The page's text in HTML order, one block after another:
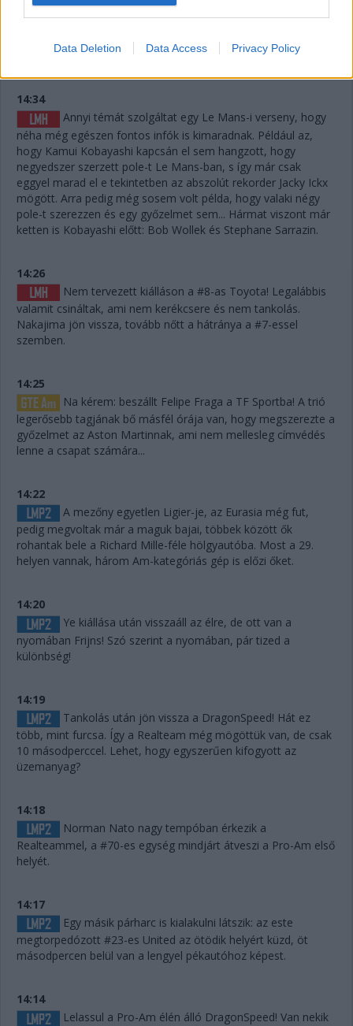
Data Deletion Data Access Privacy Policy
be oda is, a papíron legerősebb versenyző. Keatingnek voltak
emberfeletti teljesítmény mellett némi szerencse is kellene a
verseny megfordításához.
14:34
Annyi témát szolgáltat egy Le Mans-i verseny, hogy
néha még egészen fontos infók is kimaradnak. Például az,
hogy Kamui Kobayashi kapcsán el sem hangzott, hogy
negyedszer szerzett pole-t Le Mans-ban, s így már csak
eggyel marad el e tekintetben az abszolút rekorder Jacky Ickx
mögött. Arra pedig még sosem volt példa, hogy valaki négy
pole-t szerezzen és egy győzelmet sem... Hármat viszont már
ketten is Kobayashi előtt: Bob Wollek és Stephane Sarrazin.
14:26
Nem tervezett kiálláson a #8-as Toyota! Legalábbis
valamit csináltak, ami nem kerékcsere és nem tankolás.
Nakajima jön vissza, tovább nőtt a hátránya a #7-essel
szemben.
14:25
Na kérem: beszállt Felipe Fraga a TF Sportba! A trió
legerősebb tagjának bő másfél órája van, hogy megszerezte a
győzelmet az Aston Martinnak, ami nem mellesleg címvédés
lenne a csapat számára...
14:22
A mezőny egyetlen Ligier-je, az Eurasia még fut,
pedig megvoltak már a maguk bajai, többek között ők
rohantak bele a Richard Mille-féle hölgyautóba. Most a 29.
helyen vannak, három Am-kategóriás gép is előzi őket.
14:20
Ye kiállása után visszaáll az élre, de ott van a
nyomában Frijns! Szó szerint a nyomában, pár tized a
különbség!
14:19
Tankolás után jön vissza a DragonSpeed! Hát ez
több, mint furcsa. Így a Realteam még mögöttük van, de csak
10 másodperccel. Lehet, hogy egyszerűen kifogyott az
üzemanyag?
14:18
Norman Nato nagy tempóban érkezik a
Realteammel, a #70-es egység mindjárt átveszi a Pro-Am első
helyét.
14:17
Egy másik párharc is kialakulni látszik: az este
megtorpedózott #23-es United az ötödik helyért küzd, öt
másodpercen belül van a lengyel pékautóhoz képest.
14:14
Lelassul a Pro-Am élén álló DragonSpeed! Van nekik